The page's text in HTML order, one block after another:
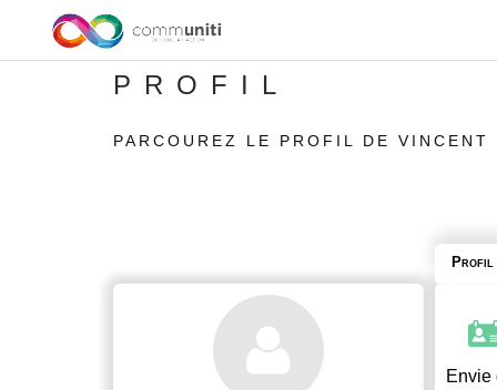
PROFIL
PARCOUREZ LE PROFIL DE VINCENT
Profil